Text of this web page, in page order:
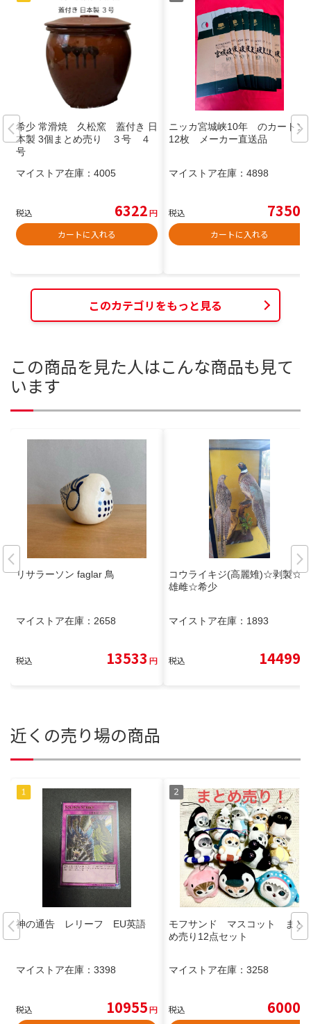
希少 常滑焼 久松窯 蓋付き 日
本製 3個まとめ売り ３号 ４
号
マイストア在庫： 4005
税込 6322円
カートに入れる
ニッカ宮城峡10年 のカートン
12枚 メーカー直送品
マイストア在庫： 4898
税込 7350
カートに入れる
このカテゴリをもっと見る
この商品を見た人はこんな商品も見て
います
リサラーソン faglar 鳥
マイストア在庫： 2658
税込 13533 円
コウライキジ(高麗雉)☆剥製☆
雄雌☆希少
マイストア在庫： 1893
税込 14499
近くの売り場の商品
神の通告 レリーフ EU英語
マイストア在庫： 3398
税込 10955円
モフサンド マスコット まと
め売り12点セット
マイストア在庫： 3258
税込 6000